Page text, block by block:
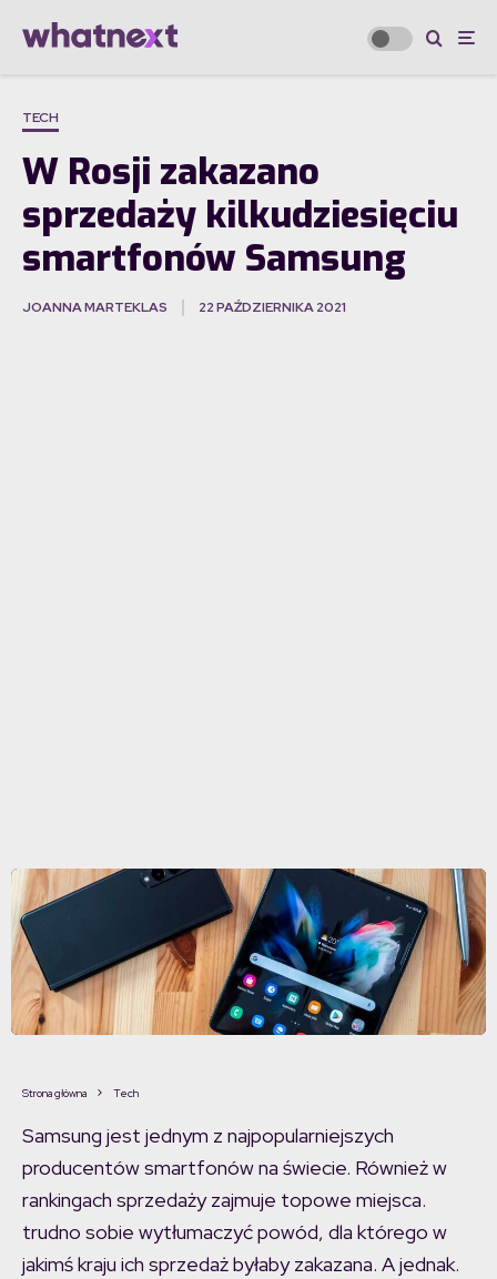
TECH
W Rosji zakazano
sprzedaży kilkudziesięciu
smartfonów Samsung
JOANNA MARTEKLAS 22 PAŹDZIERNIKA 2021
Strona główna Tech
Samsung jest jednym z najpopularniejszych
producentów smartfonów na świecie. Również w
rankingach sprzedaży zajmuje topowe miejsca.
trudno sobie wytłumaczyć powód, dla którego w
jakimś kraju ich sprzedaż byłaby zakazana. A jednak.